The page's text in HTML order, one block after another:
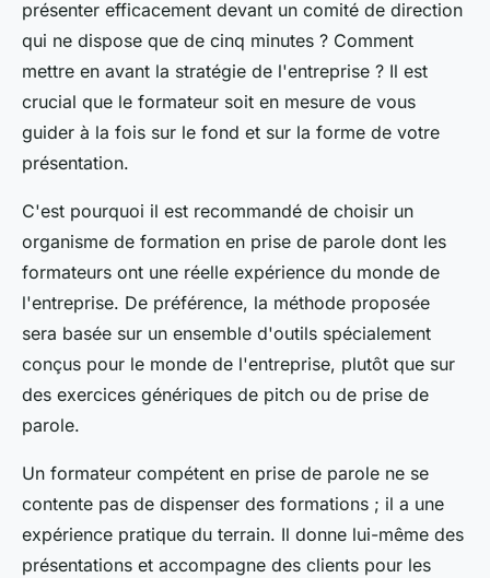
présenter efficacement devant un comité de direction
qui ne dispose que de cinq minutes ? Comment
mettre en avant la stratégie de l'entreprise ? Il est
crucial que le formateur soit en mesure de vous
guider à la fois sur le fond et sur la forme de votre
présentation.
C'est pourquoi il est recommandé de choisir un
organisme de formation en prise de parole dont les
formateurs ont une réelle expérience du monde de
l'entreprise. De préférence, la méthode proposée
sera basée sur un ensemble d'outils spécialement
conçus pour le monde de l'entreprise, plutôt que sur
des exercices génériques de pitch ou de prise de
parole.
Un formateur compétent en prise de parole ne se
contente pas de dispenser des formations ; il a une
expérience pratique du terrain. Il donne lui-même des
présentations et accompagne des clients pour les